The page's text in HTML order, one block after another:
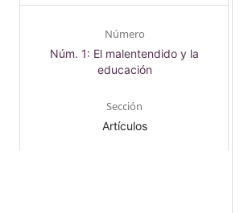
Número
Núm. 1: El malentendido y la
educación
Sección
Artículos